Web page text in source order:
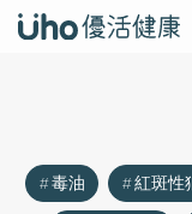
毒油 紅斑性